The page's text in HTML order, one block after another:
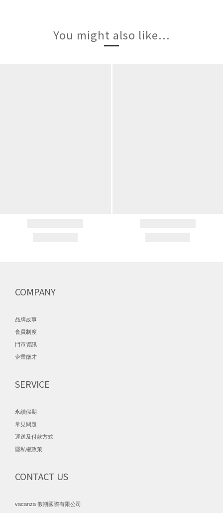
You might also like...
COMPANY
品牌故事
會員制度
門市資訊
企業徵才
SERVICE
永續假期
常見問題
運送及付款方式
隱私權政策
CONTACT US
vacanza 假期國際有限公司